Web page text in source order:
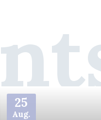
25
Aug.